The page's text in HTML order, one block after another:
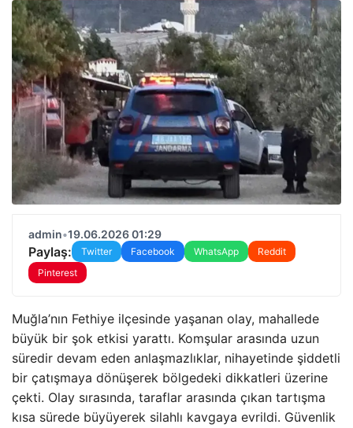
admin•19.06.2026 01:29
Paylaş: Twitter Facebook WhatsApp
Reddit
Pinterest
Muğla’nın Fethiye ilçesinde yaşanan olay, mahallede
büyük bir şok etkisi yarattı. Komşular arasında uzun
süredir devam eden anlaşmazlıklar, nihayetinde şiddetli
bir çatışmaya dönüşerek bölgedeki dikkatleri üzerine
çekti. Olay sırasında, taraflar arasında çıkan tartışma
kısa sürede büyüyerek silahlı kavgaya evrildi. Güvenlik